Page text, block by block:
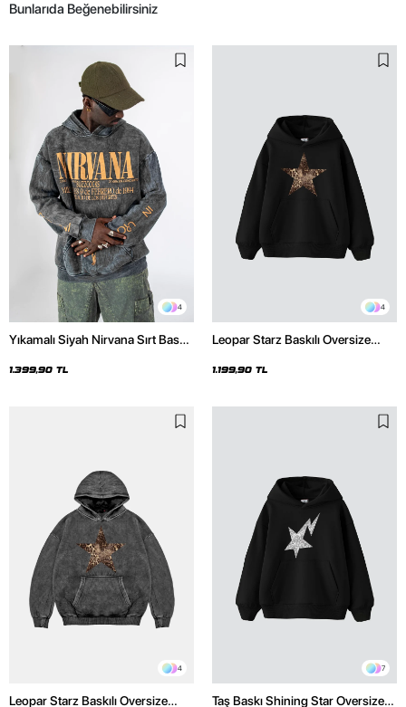
Bunlarıda Beğenebilirsiniz
4
Yıkamalı Siyah Nirvana Sırt Baskılı
1.399,90 TL
4
Leopar Starz Baskılı Oversize
1.199,90 TL
4
Leopar Starz Baskılı Oversize
7
Taş Baskı Shining Star Oversize